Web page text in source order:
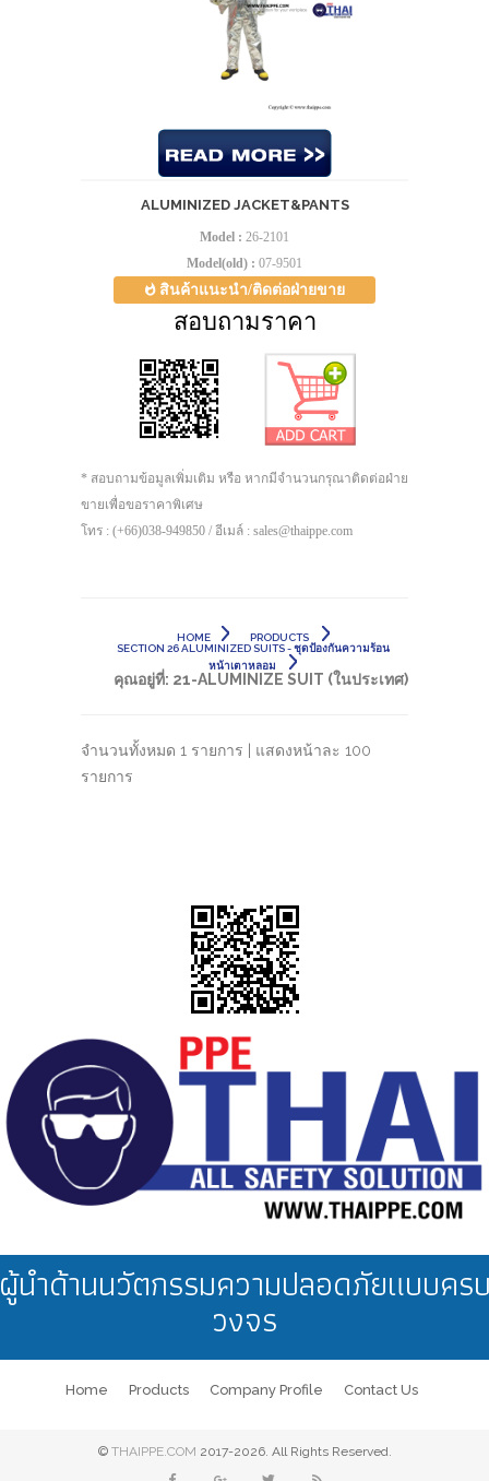
ALUMINIZED JACKET&PANTS
Model : 26-2101
Model(old) : 07-9501
สินค้าแนะนำ/ติดต่อฝ่ายขาย
สอบถามราคา
* สอบถามข้อมูลเพิ่มเติม หรือ หากมีจำนวนกรุณาติดต่อฝ่าย
ขายเพื่อขอราคาพิเศษ
โทร : (+66)038-949850 / อีเมล์ : sales@thaippe.com
HOME
PRODUCTS
SECTION 26 ALUMINIZED SUITS - ชุดป้องกันความร้อน
หน้าเตาหลอม
คุณอยู่ที่: 21-ALUMINIZE SUIT (ในประเทศ)
จำนวนทั้งหมด 1 รายการ | แสดงหน้าละ 100
รายการ
นำด้านนวัตกรรมความปลอดภัยแบบคร
วงจร
Home Products Company Profile Contact Us
© THAIPPE.COM 2017-2026. All Rights Reserved.